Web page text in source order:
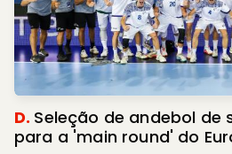
D. Seleção de andebol de
para a 'main round' do